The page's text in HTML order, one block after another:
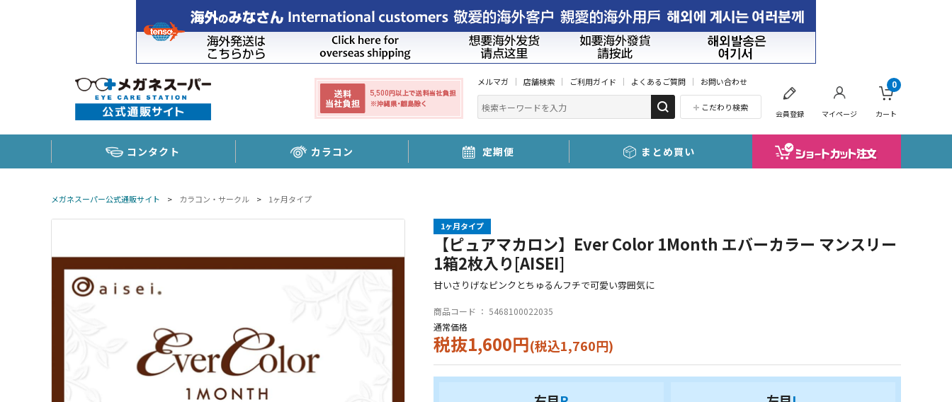
メルマガ 店舗検索 ご利用ガイド よくあるご質問 お問い合わせ
こだわり検索
会員登録 マイページ カート
0
コンタクト カラコン 定期便 まとめ買い
メガネスーパー公式通販サイト > カラコン・サークル > 1ヶ月タイプ
1ヶ月タイプ
【ピュアマカロン】Ever Color 1Month エバーカラー マンスリー
1箱2枚入り[AISEI]
甘いさりげなピンクとちゅるんフチで可愛い雰囲気に
商品コード ： 5468100022035
通常価格
税抜1,600円(税込1,760円)